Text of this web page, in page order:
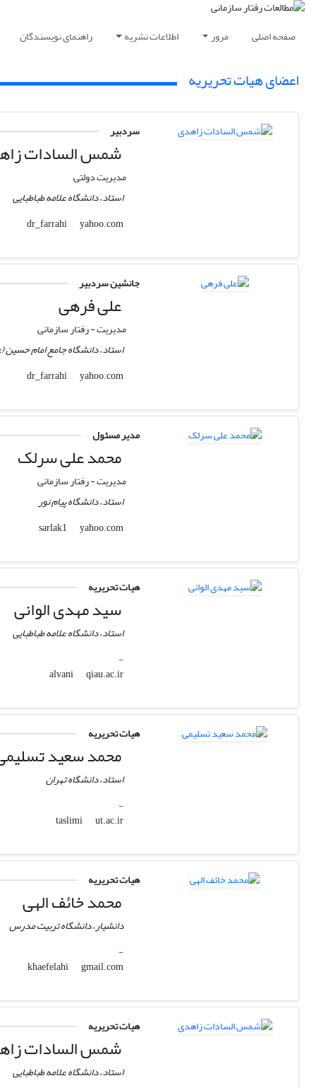
صفحه اصلی مرور اطلاعات نشریه راهنمای نویسندگان
اعضای هیات تحریریه
سردبیر
شمس السادات
مدیریت دولتی
استاد، دانشگاه علامه طباطبایی
dr_farrahi
yahoo.com
جانشین سردبیر
علی فرهی
مدیریت - رفتار سازمانی
استاد، دانشگاه جامع امام
dr_farrahi
yahoo.com
مدیر مسئول
محمد علی سرلک
مدیریت - رفتار سازمانی
استاد، دانشگاه پیام نور
sarlak1
yahoo.com
هیات تحریریه
سید مهدی الوانی
استاد، دانشگاه علامه طباطبایی
-
alvani
qiau.ac.ir
هیات تحریریه
محمد سعید
استاد، دانشگاه تهران
-
taslimi
ut.ac.ir
هیات تحریریه
محمد خائف الهی
دانشیار، دانشگاه تربیت مدرس
-
khaefelahi
gmail.com
هیات تحریریه
شمس السادات
استاد، دانشگاه علامه طباطبایی